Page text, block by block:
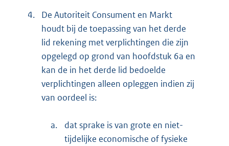
4.
De Autoriteit Consument en Markt
houdt bij de toepassing van het derde
lid rekening met verplichtingen die zijn
opgelegd op grond van hoofdstuk 6a en
kan de in het derde lid bedoelde
verplichtingen alleen opleggen indien zij
van oordeel is:
a.
dat sprake is van grote en niet-
tijdelijke economische of fysieke